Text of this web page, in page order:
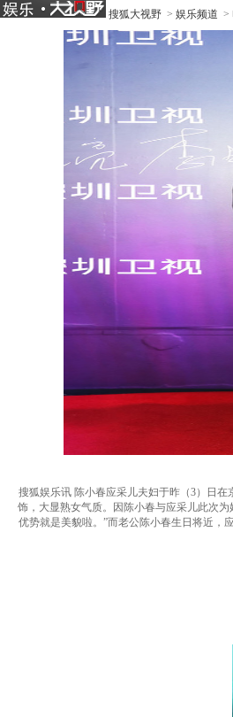
搜狐大视野 > 娱乐频道 >
搜狐娱乐讯 陈小春应采儿夫妇于昨（3）日在
饰，大显熟女气质。因陈小春与应采儿此次
优势就是美貌啦。”而老公陈小春生日将近，